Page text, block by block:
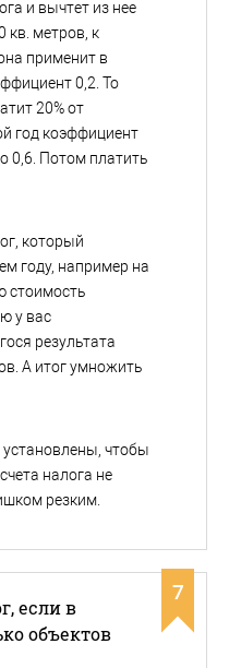
и вычтет из нее
кв. метров, к
применит в
0,2. То
20% от
год коэффициент
0,6. Потом платить
который
году, например на
стоимость
у вас
результата
А итог умножить
чтобы
налога не
резким.
7
если в
объектов